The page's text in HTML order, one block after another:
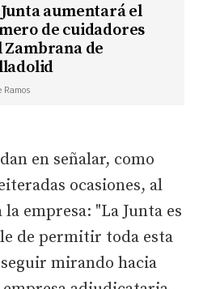
aumentará el
de cuidadores
Zambrana de
Ramos
en señalar, como
ocasiones, al
empresa: "La Junta es
de permitir toda esta
mirando hacia